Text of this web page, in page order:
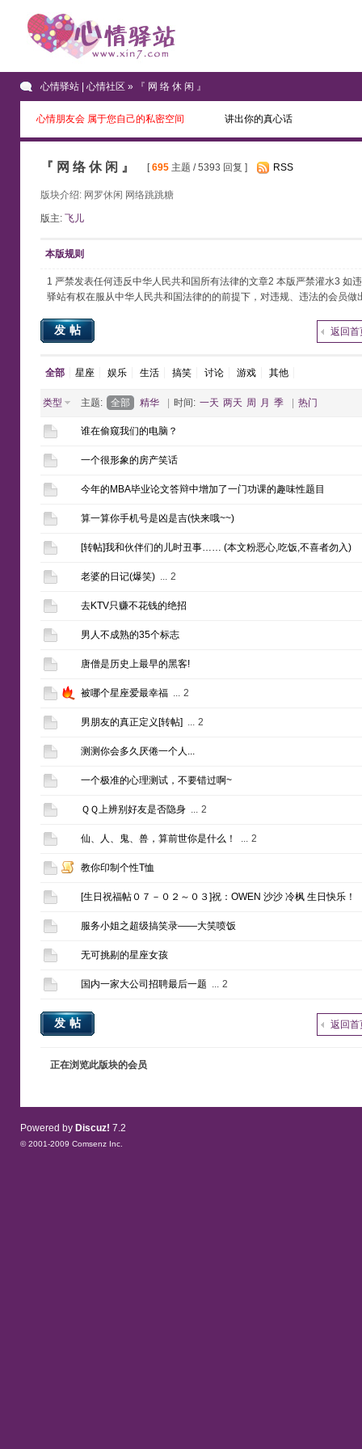
心情驿站 | 心情社区 » 『 网 络 休 闲 』
心情朋友会 属于您自己的私密空间 讲出你的真心话
『 网 络 休 闲 』 [695主题 / 5393 回复 ] RSS
版块介绍: 网罗休闲 网络跳跳糖
版主: 飞儿
本版规则
1 严禁发表任何违反中华人民共和国所有法律的文章2 本版严禁灌水3 如
驿站有权在服从中华人民共和国法律的的前提下，对违规、违法的会员
返回首
发帖
全部 星座 娱乐 生活 搞笑 讨论 游戏 其他
类型 主题: 全部 精华 时间: 一天 两天 周 月 季 热门
谁在偷窥我们的电脑？
一个很形象的房产笑话
今年的MBA毕业论文答辩中增加了一门功课的趣味性题目
算一算你手机号是凶是吉(快来哦~~)
[转帖]我和伙伴们的儿时丑事…… (本文粉恶心,吃饭,不喜者勿入)
老婆的日记(爆笑) ... 2
去KTV只赚不花钱的绝招
男人不成熟的35个标志
唐僧是历史上最早的黑客!
被哪个星座爱最幸福 ... 2
男朋友的真正定义[转帖] ... 2
测测你会多久厌倦一个人...
一个极准的心理测试，不要错过啊~
ＱＱ上辨别好友是否隐身 ... 2
仙、人、鬼、兽，算前世你是什么！ ... 2
教你印制个性T恤
[生日祝福帖０７－０２～０３]祝：OWEN 沙沙 冷枫 生日快乐！
服务小姐之超级搞笑录——大笑喷饭
无可挑剔的星座女孩
国内一家大公司招聘最后一题 ... 2
返回首
发帖
正在浏览此版块的会员
Powered by Discuz! 7.2
© 2001-2009 Comsenz Inc.